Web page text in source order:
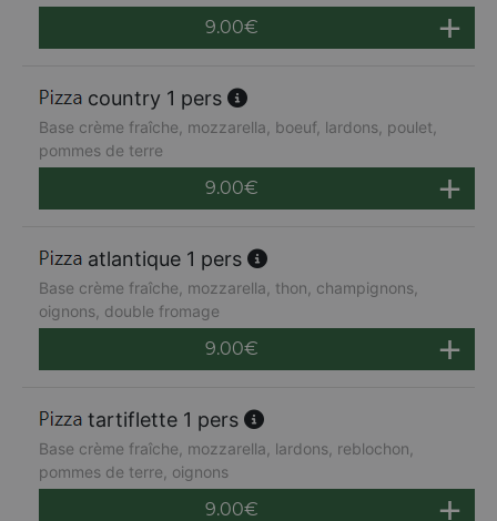
9.00€
country 1 pers
Base crème fraîche, mozzarella, boeuf, lardons, poulet,
pommes de terre
9.00€
atlantique 1 pers
Base crème fraîche, mozzarella, thon, champignons,
oignons, double fromage
9.00€
tartiflette 1 pers
Base crème fraîche, mozzarella, lardons, reblochon,
pommes de terre, oignons
9.00€